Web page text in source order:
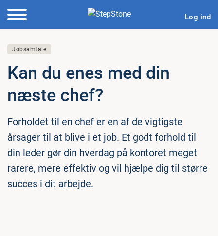
Log ind
Jobsamtale
Kan du enes med din
næste chef?
Forholdet til en chef er en af de vigtigste
årsager til at blive i et job. Et godt forhold til
din leder gør din hverdag på kontoret meget
rarere, mere effektiv og vil hjælpe dig til større
succes i dit arbejde.